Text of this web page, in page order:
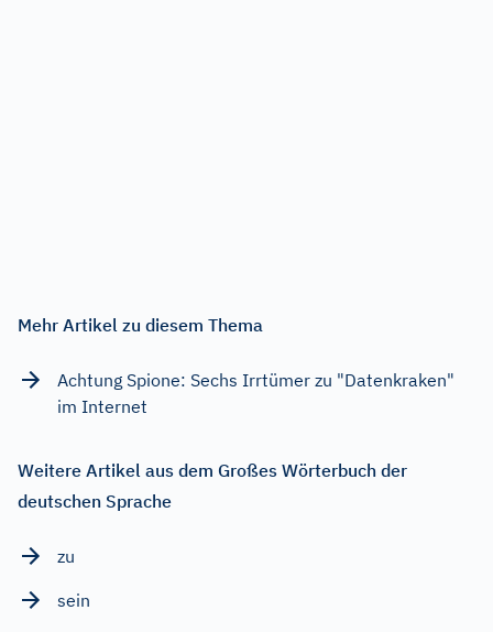
Mehr Artikel zu diesem Thema
Achtung Spione: Sechs Irrtümer zu "Datenkraken"
im Internet
Weitere Artikel aus dem Großes Wörterbuch der
deutschen Sprache
zu
sein